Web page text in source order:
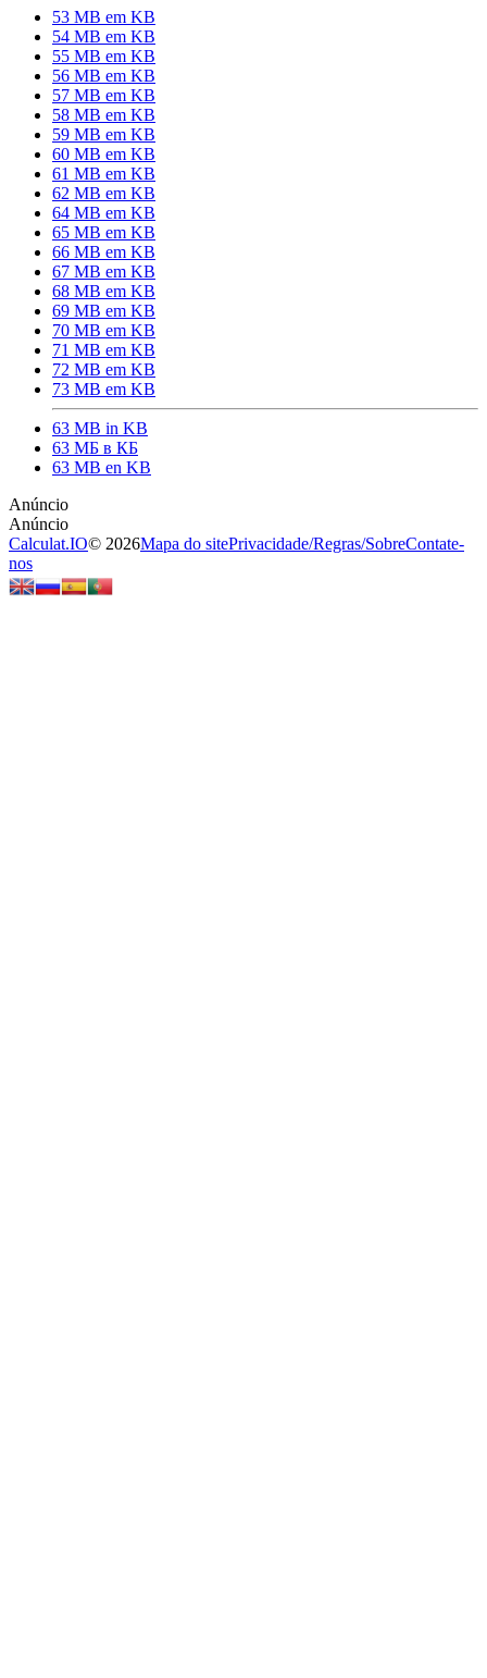
53 MB em KB
54 MB em KB
55 MB em KB
56 MB em KB
57 MB em KB
58 MB em KB
59 MB em KB
60 MB em KB
61 MB em KB
62 MB em KB
64 MB em KB
65 MB em KB
66 MB em KB
67 MB em KB
68 MB em KB
69 MB em KB
70 MB em KB
71 MB em KB
72 MB em KB
73 MB em KB
63 MB in KB
63 МБ в КБ
63 MB en KB
Calculat.IO© 2026Mapa do sitePrivacidade/Regras/SobreContate-
nos